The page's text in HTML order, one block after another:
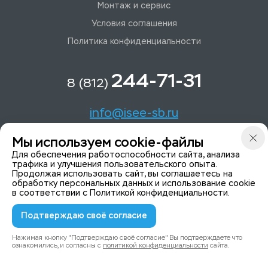
Монтаж и сервис
Условия соглашения
Политика конфиденциальности
8 (812) 244-71-31
info@isee-sb.ru
Светлановский пр-кт, д. 70, корп. 1
Мы в Telegam
© 2015-2026 ISeeYou - системы безопасности
Политика конфиденциальности
Мы используем cookie-файлы
Для обеспечения работоспособности сайта, анализа
трафика и улучшения пользовательского опыта.
Продолжая использовать сайт, вы соглашаетесь на
обработку персональных данных и использование cookie
в соответствии с Политикой конфиденциальности.
Подтверждаю своё согласие
Нажимая кнопку "Подтверждаю своё согласие" Вы подтверждаете что
ознакомились, и согласны с политикой конфиденциальности сайта.